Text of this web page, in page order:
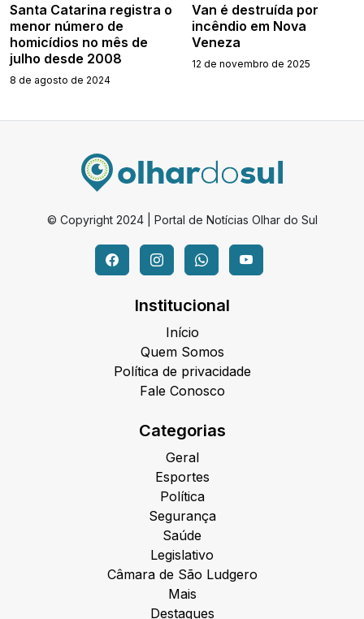
Santa Catarina registra o
menor número de
homicídios no mês de
julho desde 2008
8 de agosto de 2024
Van é destruída por
incêndio em Nova
Veneza
12 de novembro de 2025
© Copyright 2024 | Portal de Notícias Olhar do Sul
Institucional
Início
Quem Somos
Política de privacidade
Fale Conosco
Categorias
Geral
Esportes
Política
Segurança
Saúde
Legislativo
Câmara de São Ludgero
Mais
Destaques